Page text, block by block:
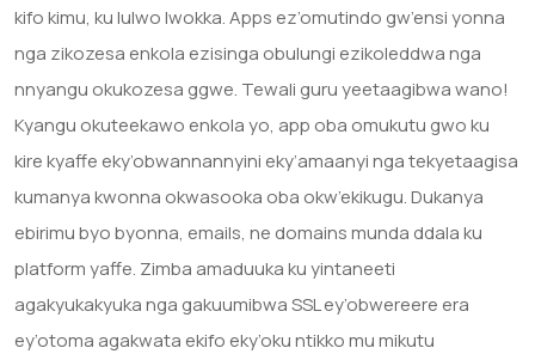
kifo kimu, ku lulwo lwokka. Apps ez’omutindo gw’ensi yonna
nga zikozesa enkola ezisinga obulungi ezikoleddwa nga
nnyangu okukozesa ggwe. Tewali guru yeetaagibwa wano!
Kyangu okuteekawo enkola yo, app oba omukutu gwo ku
kire kyaffe eky’obwannannyini eky’amaanyi nga tekyetaagisa
kumanya kwonna okwasooka oba okw’ekikugu. Dukanya
ebirimu byo byonna, emails, ne domains munda ddala ku
platform yaffe. Zimba amaduuka ku yintaneeti
agakyukakyuka nga gakuumibwa SSL ey’obwereere era
ey’otoma agakwata ekifo eky’oku ntikko mu mikutu